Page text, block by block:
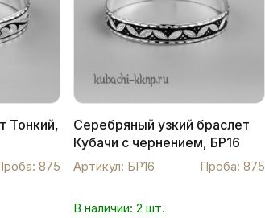
Тонкий,
875
Серебряный узкий браслет
Кубачи с чернением, БР16
Артикул: БР16 Проба: 875
В наличии: 2 шт.